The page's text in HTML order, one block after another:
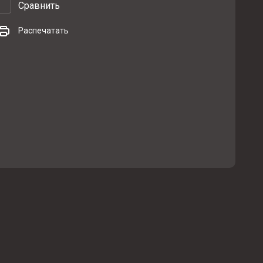
Сравнить
Распечатать